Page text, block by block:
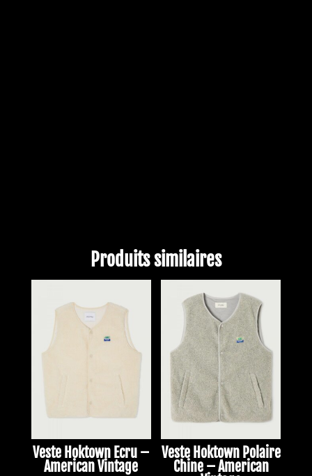
Produits similaires
Veste Hoktown Ecru –
American Vintage
Veste Hoktown Polaire
Chine – American